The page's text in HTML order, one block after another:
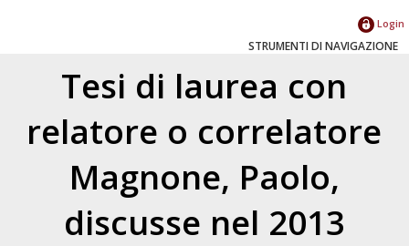
Login
STRUMENTI DI NAVIGAZIONE
Tesi di laurea con
relatore o correlatore
Magnone, Paolo,
discusse nel 2013